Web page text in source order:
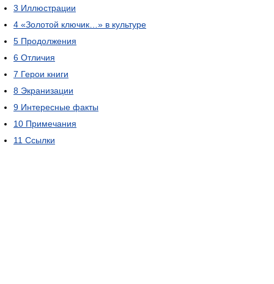
3 Иллюстрации
4 «Золотой ключик…» в культуре
5 Продолжения
6 Отличия
7 Герои книги
8 Экранизации
9 Интересные факты
10 Примечания
11 Ссылки